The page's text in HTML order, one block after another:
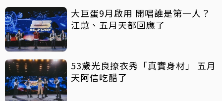
大巨蛋9月啟用 開唱誰是第一人？
江蕙、五月天都回應了
53歲光良撩衣秀「真實身材」 五月
天阿信吃醋了